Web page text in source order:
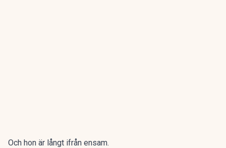
Och hon är långt ifrån ensam.